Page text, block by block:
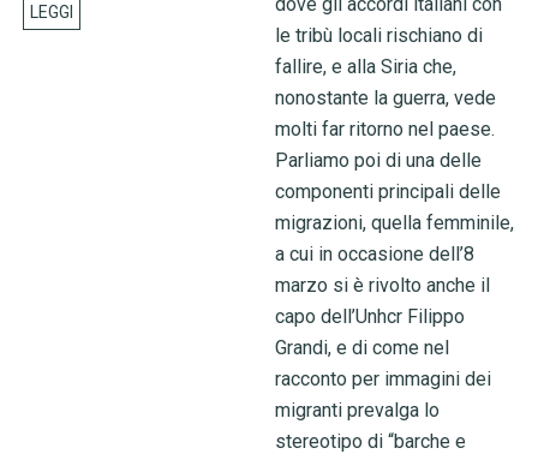
dove gli accordi italiani con
le tribù locali rischiano di
fallire, e alla Siria che,
nonostante la guerra, vede
molti far ritorno nel paese.
Parliamo poi di una delle
componenti principali delle
migrazioni, quella femminile,
a cui in occasione dell’8
marzo si è rivolto anche il
capo dell’Unhcr Filippo
Grandi, e di come nel
racconto per immagini dei
migranti prevalga lo
stereotipo di “barche e